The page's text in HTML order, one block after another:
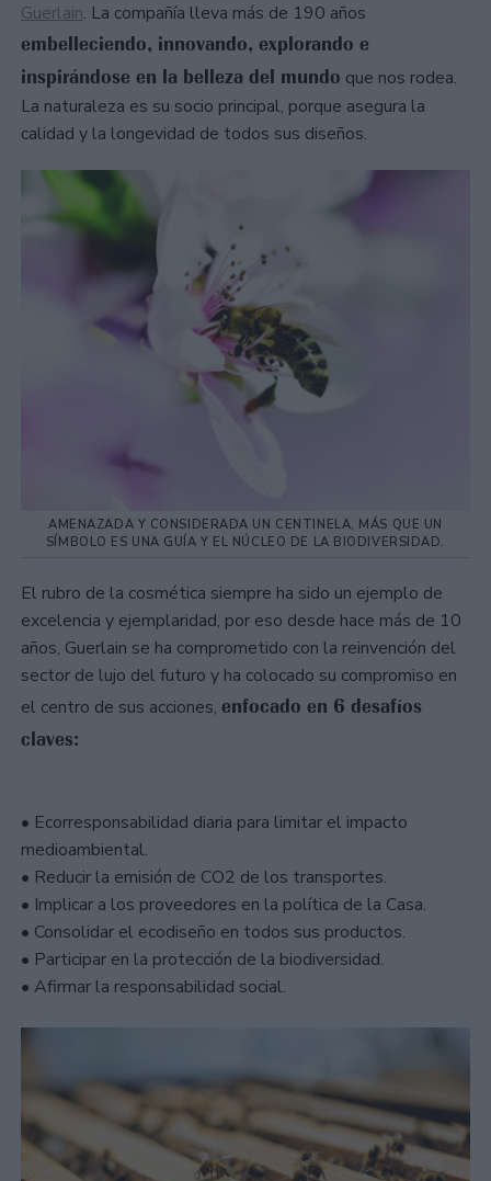
Guerlain. La compañía lleva más de 190 años
embelleciendo, innovando, explorando e
inspirándose en la belleza del mundo que nos rodea.
La naturaleza es su socio principal, porque asegura la
calidad y la longevidad de todos sus diseños.
AMENAZADA Y CONSIDERADA UN CENTINELA, MÁS QUE UN
SÍMBOLO ES UNA GUÍA Y EL NÚCLEO DE LA BIODIVERSIDAD.
El rubro de la cosmética siempre ha sido un ejemplo de
excelencia y ejemplaridad, por eso desde hace más de 10
años, Guerlain se ha comprometido con la reinvención del
sector de lujo del futuro y ha colocado su compromiso en
el centro de sus acciones, enfocado en 6 desafíos
claves:
• Ecorresponsabilidad diaria para limitar el impacto
medioambiental.
• Reducir la emisión de CO2 de los transportes.
• Implicar a los proveedores en la política de la Casa.
• Consolidar el ecodiseño en todos sus productos.
• Participar en la protección de la biodiversidad.
• Afirmar la responsabilidad social.